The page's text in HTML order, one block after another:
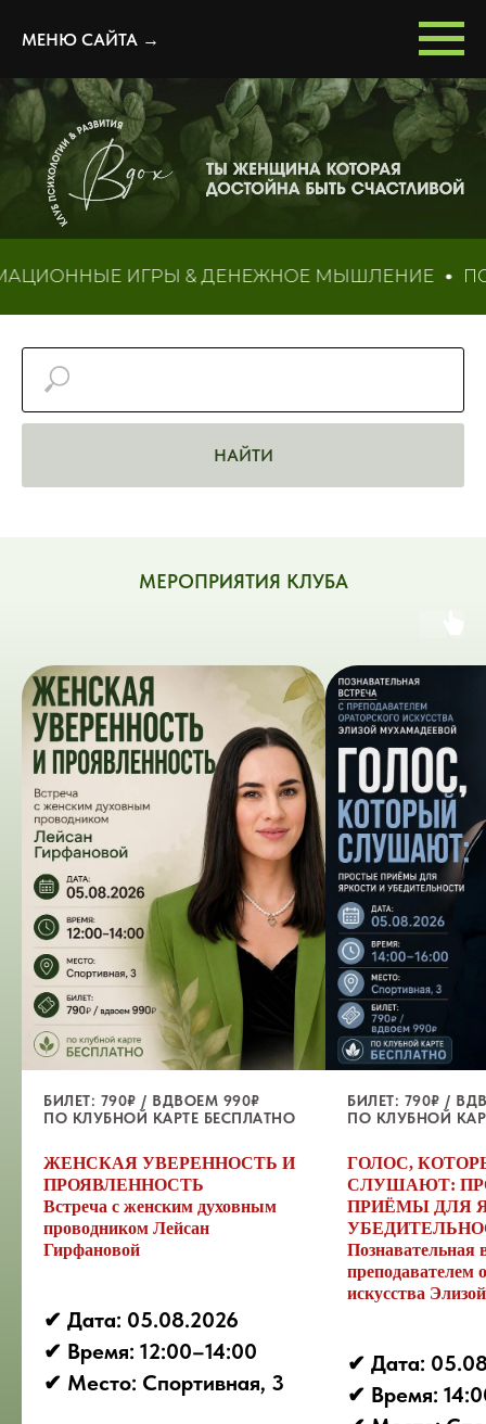
МЕНЮ САЙТА →
ИГРЫ & ДЕНЕЖНОЕ МЫШЛЕНИЕ
НАЙТИ
МЕРОПРИЯТИЯ КЛУБА
БИЛЕТ: 790₽ / ВДВОЕМ 990₽
ПО КЛУБНОЙ КАРТЕ БЕСПЛАТНО
ЖЕНСКАЯ УВЕРЕННОСТЬ И
ПРОЯВЛЕННОСТЬ
Встреча с женским духовным
проводником Лейсан
Гирфановой
✔︎ Дата: 05.08.2026
✔︎ Время: 12:00–14:00
✔︎ Место: Спортивная, 3
БИЛЕТ: 790₽ /
ПО КЛУБНОЙ
ГОЛОС,
СЛУШАЮТ:
ПРИЁМЫ ДЛЯ
Познавательная
преподавателем
искусства
✔︎ Дата:
✔︎ Время: